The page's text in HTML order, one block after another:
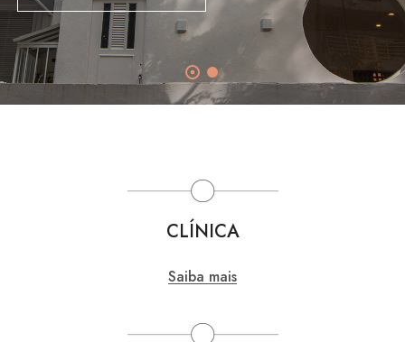
CLÍNICA
Saiba mais